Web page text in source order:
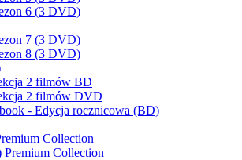
6 (3 DVD)
7 (3 DVD)
8 (3 DVD)
2 filmów BD
2 filmów DVD
- Edycja rocznicowa (BD)
Collection
Collection